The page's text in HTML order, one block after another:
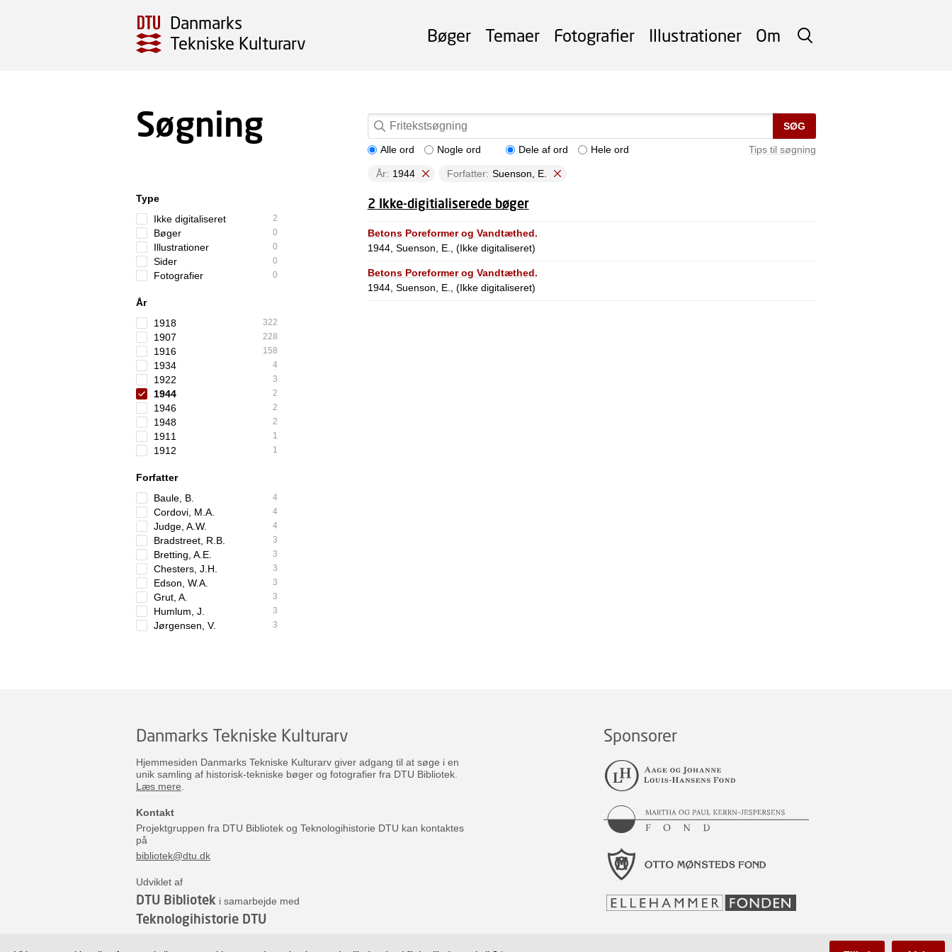
Danmarks
Tekniske Kulturarv
SØG
Bøger Temaer Fotografier Illustrationer Om
Søgning SØG
Tips til søgning
Alle ord Nogle ord Dele af ord Hele ord
År: 1944 Forfatter: Suenson, E.
Type
Ikke digitaliseret
2
Bøger 0
Illustrationer 0
Sider 0
Fotografier 0
År
1918
322
1907 228
1916 158
1934 4
1922 3
1944 2
1946 2
1948 2
1911 1
1912 1
Forfatter
Baule, B.
4
Cordovi, M.A. 4
Judge, A.W. 4
Bradstreet, R.B. 3
Bretting, A.E. 3
Chesters, J.H. 3
Edson, W.A. 3
Grut, A. 3
Humlum, J. 3
Jørgensen, V. 3
2 Ikke-digitialiserede bøger
Betons Poreformer og Vandtæthed.
1944, Suenson, E., (Ikke digitaliseret)
Betons Poreformer og Vandtæthed.
1944, Suenson, E., (Ikke digitaliseret)
Danmarks Tekniske Kulturarv
Hjemmesiden Danmarks Tekniske Kulturarv giver adgang til at søge i en
unik samling af historisk-tekniske bøger og fotografier fra DTU Bibliotek.
Læs mere
Kontakt
Projektgruppen fra DTU Bibliotek og Teknologihistorie DTU kan kontaktes
på
bibliotek@dtu.dk
Udviklet af
DTU Bibliotek i samarbejde med
Teknologihistorie DTU
Sponsorer